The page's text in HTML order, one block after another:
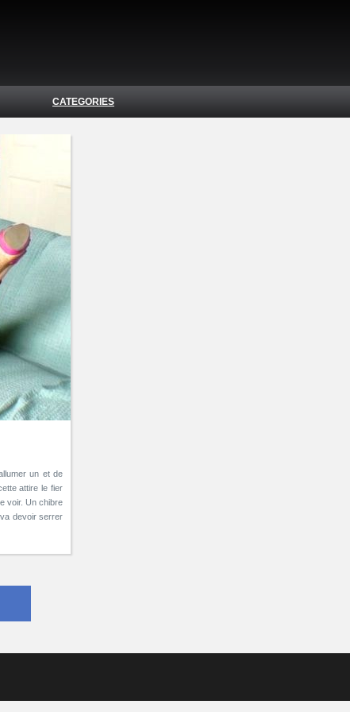
CATEGORIES
un et de
attire le fier
voir. Un chibre
devoir serrer